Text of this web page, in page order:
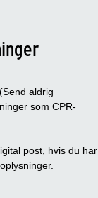
(Send aldrig
som CPR-
post, hvis du har